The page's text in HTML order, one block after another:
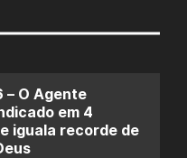
– O Agente
em 4
iguala recorde de